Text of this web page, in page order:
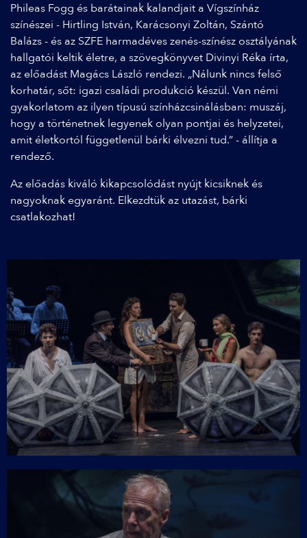
Phileas Fogg és barátainak kalandjait a Vígszínház
színészei - Hirtling István, Karácsonyi Zoltán, Szántó
Balázs - és az SZFE harmadéves zenés-színész osztályának
hallgatói keltik életre, a szövegkönyvet Divinyi Réka írta,
az előadást Magács László rendezi. „Nálunk nincs felső
korhatár, sőt: igazi családi produkció készül. Van némi
gyakorlatom az ilyen típusú színházcsinálásban: muszáj,
hogy a történetnek legyenek olyan pontjai és helyzetei,
amit életkortól függetlenül bárki élvezni tud.” - állítja a
rendező.
Az előadás kiváló kikapcsolódást nyújt kicsiknek és
nagyoknak egyaránt. Elkezdtük az utazást, bárki
csatlakozhat!